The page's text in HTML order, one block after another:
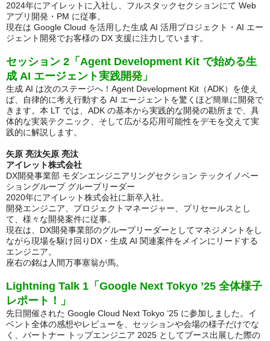
2024年にアイレットに入社し、フルスタックセクションにて Web
アプリ開発・PM に従事。
現在は Google Cloud を活用した生成 AI 活用プロジェクト・AI エー
ジェント開発でお客様の DX 支援に注力しています。
セッション 2「Agent Development Kit で始める生
成 AI エージェント実践開発」
生成 AI は次のステージへ！Agent Development Kit（ADK）を使え
ば、自律的に考え行動する AI エージェントを驚くほど簡単に開発で
きます。本 LT では、ADK の基本から実践的な開発の勘所まで、具
体的な実装テクニック、そして広がる応用可能性をデモを交えて実
践的に解説します。
矢原 亮汰矢原 亮汰
アイレット株式会社
DX開発事業部 モダンエンジニアリングセクション テックイノベー
ショングループ グループリーダー
2020年にアイレット株式会社に新卒入社。
開発エンジニア、プロジェクトマネージャー、プリセールスとし
て、様々な開発案件に従事。
現在は、DX開発事業部のグループリーダーとしてマネジメントをし
ながら現場を駆け回りDX・生成 AI 関連案件をメインにリードする
エンジニア。
座右の銘は人間万事塞翁が馬。
Lightning Talk 1「Google Next Tokyo ’25 全体様子
レポート！」
先日開催された Google Cloud Next Tokyo ’25 に参加しました。イ
ベント全体の感想やレビューを、セッションや会場の様子だけでな
く、パートナー トップエンジニア 2025 としてブース出展した際の